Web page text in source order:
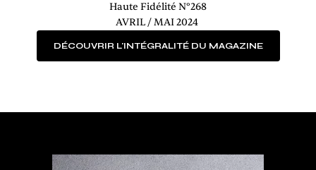
Haute Fidélité N°268
AVRIL / MAI 2024
DÉCOUVRIR L'INTÉGRALITÉ DU MAGAZINE